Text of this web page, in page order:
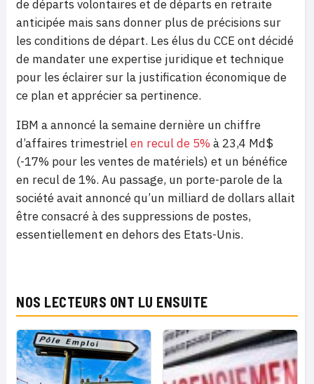
de départs volontaires et de départs en retraite
anticipée mais sans donner plus de précisions sur
les conditions de départ. Les élus du CCE ont décidé
de mandater une expertise juridique et technique
pour les éclairer sur la justification économique de
ce plan et apprécier sa pertinence.
IBM a annoncé la semaine dernière un chiffre
d’affaires trimestrielen recul de 5%à 23,4 Md$
(-17% pour les ventes de matériels) et un bénéfice
en recul de 1%. Au passage, un porte-parole de la
société avait annoncé qu’un milliard de dollars allait
être consacré à des suppressions de postes,
essentiellement en dehors des Etats-Unis.
NOS LECTEURS ONT LU ENSUITE